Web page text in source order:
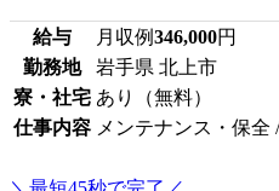
給与 月収例346,000円
勤務地
岩手県 北上市
寮・社宅 あり（無料）
仕事内容 メンテナンス・保全